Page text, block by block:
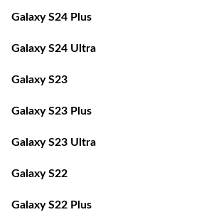
Galaxy S24 Plus
Galaxy S24 Ultra
Galaxy S23
Galaxy S23 Plus
Galaxy S23 Ultra
Galaxy S22
Galaxy S22 Plus